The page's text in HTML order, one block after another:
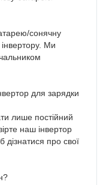
сонячну
Ми
для зарядки
лише постійний
наш інвертор
про свої